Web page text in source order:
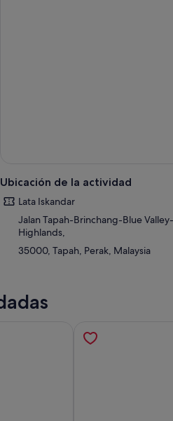
Ubicación de la actividad
Lata Iskandar
Jalan Tapah-Brinchang-Blue
Highlands,
35000, Tapah, Perak, Malaysia